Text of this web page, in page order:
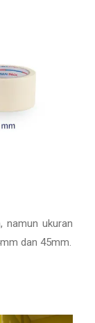
namun ukuran
dan 45mm.